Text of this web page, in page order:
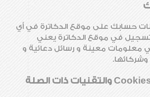
حسابك على موقع الدكاترة في أي
في موقع الدكاترة يعني
معلومات معينة و رسائل دعائية و
وشركائها.